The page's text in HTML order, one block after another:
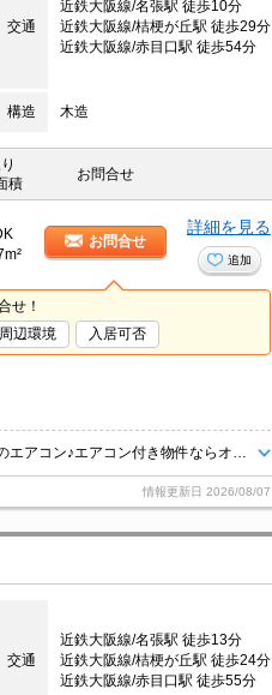
交通
近鉄大阪線/名張駅 徒歩10分
近鉄大阪線/桔梗が丘駅 徒歩29分
近鉄大阪線/赤目口駅 徒歩54分
構造 木造
積
お問合せ
お問合せ
詳細を見る
追加
せ！
周辺環境 入居可否
情報更新日 2026/08/07
交通
近鉄大阪線/名張駅 徒歩13分
近鉄大阪線/桔梗が丘駅 徒歩24分
近鉄大阪線/赤目口駅 徒歩55分